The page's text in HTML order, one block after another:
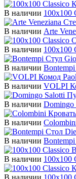
В наличии 100х100
В наличии Arte
В наличии 100х100
В наличии
В наличии VOLPI
В наличии
В наличии
В наличии
В наличии 100х100